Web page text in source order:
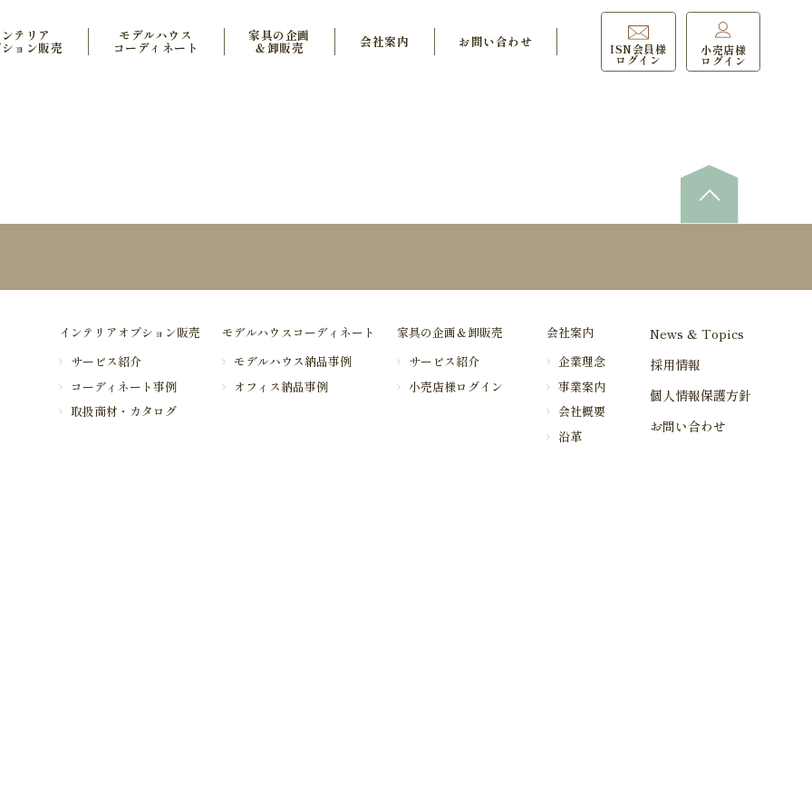
テリア
ョン販売
モデルハウス
コーディネート
家具の企画
＆卸販売 会社案内 お問い合わせ ISN会員様
ログイン
小売店様
ログイン
インテリアオプション販売
サービス紹介
コーディネート事例
取扱商材・カタログ
モデルハウスコーディネート
モデルハウス納品事例
オフィス納品事例
家具の企画＆卸販売
サービス紹介
小売店様ログイン
会社案内
企業理念
事業案内
会社概要
沿革
News & Topics
採用情報
個人情報保護方針
お問い合わせ